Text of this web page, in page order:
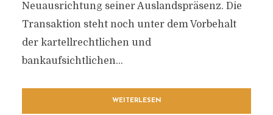
Neuausrichtung seiner Auslandspräsenz. Die
Transaktion steht noch unter dem Vorbehalt
der kartellrechtlichen und
bankaufsichtlichen...
WEITERLESEN